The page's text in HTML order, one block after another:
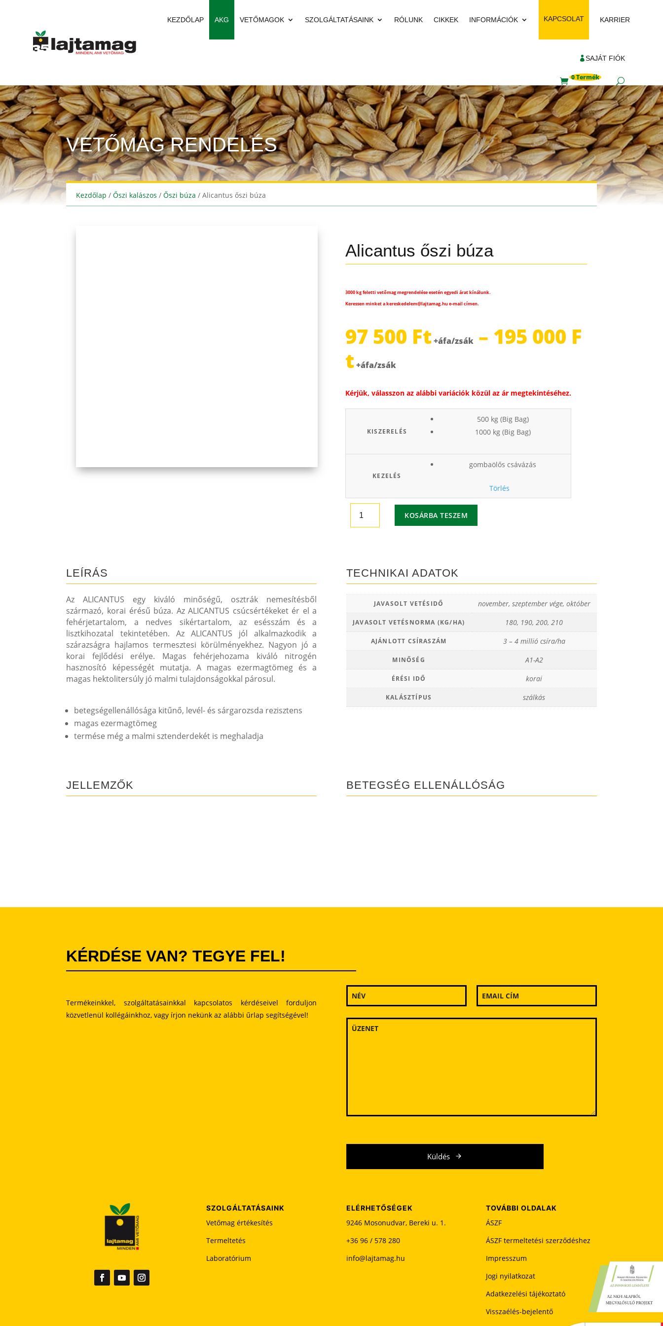
KEZDŐLAP AKG VETŐMAGOK SZOLGÁLTATÁSAINK RÓLUNK CIKKEK INFORMÁCIÓK KAPCSOLAT KARRIER
SAJÁT FIÓK
0 Termék
VETŐMAG RENDELÉS
Kezdőlap /Őszi kalászos /Őszi búza / Alicantus őszi búza
Alicantus őszi búza
3000 kg feletti vetőmag megrendelése esetén egyedi árat kínálunk.
Keressen minket a kereskedelem@lajtamag.hu e-mail címen.
97 500 Ft – 195 000 F
t
500 Ft
195
000 Ft
Kérjük, válasszon az alábbi variációk közül az ár megtekintéséhez.
KISZERELÉS
500 kg (Big Bag)
1000 kg (Big Bag)
KEZELÉS
gombaölős csávázás
Törlés
őszi
KOSÁRBA TESZEM
LEÍRÁS
Az ALICANTUS egy kiváló minőségű, osztrák nemesítésből
származó, korai érésű búza. Az ALICANTUS csúcsértékeket ér el a
fehérjetartalom, a nedves sikértartalom, az esésszám és a
lisztkihozatal tekintetében. Az ALICANTUS jól alkalmazkodik a
szárazságra hajlamos termesztesi körülményekhez. Nagyon jó a
korai fejlődési erélye. Magas fehérjehozama kiváló nitrogén
hasznosító képességét mutatja. A magas ezermagtömeg és a
magas hektolitersúly jó malmi tulajdonságokkal párosul.
betegségellenállósága kitűnő, levél- és sárgarozsda rezisztens
magas ezermagtömeg
termése még a malmi sztenderdekét is meghaladja
TECHNIKAI ADATOK
JAVASOLT VETÉSIDŐ november, szeptember vége, október
JAVASOLT VETÉSNORMA (KG/HA) 180, 190, 200, 210
AJÁNLOTT CSÍRASZÁM 3 – 4 millió csíra/ha
MINŐSÉG A1-A2
ÉRÉSI IDŐ korai
KALÁSZTÍPUS szálkás
JELLEMZŐK BETEGSÉG ELLENÁLLÓSÁG
KÉRDÉSE VAN? TEGYE FEL!
Termékeinkkel, szolgáltatásainkkal kapcsolatos kérdéseivel forduljon
közvetlenül kollégáinkhoz, vagy írjon nekünk az alábbi űrlap segítségével!
Küldés
t
m
e
ő
SZOLGÁLTATÁSAINK
Vetőmag értékesítés
Termeltetés
Laboratórium
ELÉRHETŐSÉGEK
9246 Mosonudvar, Bereki u. 1.
+36 96 / 578 280
info@lajtamag.hu
TOVÁBBI OLDALAK
ÁSZF
ÁSZF termeltetési szerződéshez
Impresszum
Jogi nyilatkozat
Adatkezelési tájékoztató
Visszaélés-bejelentő